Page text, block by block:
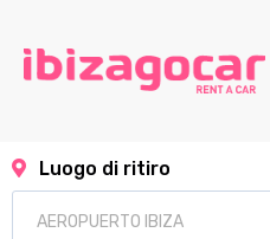
Luogo di ritiro